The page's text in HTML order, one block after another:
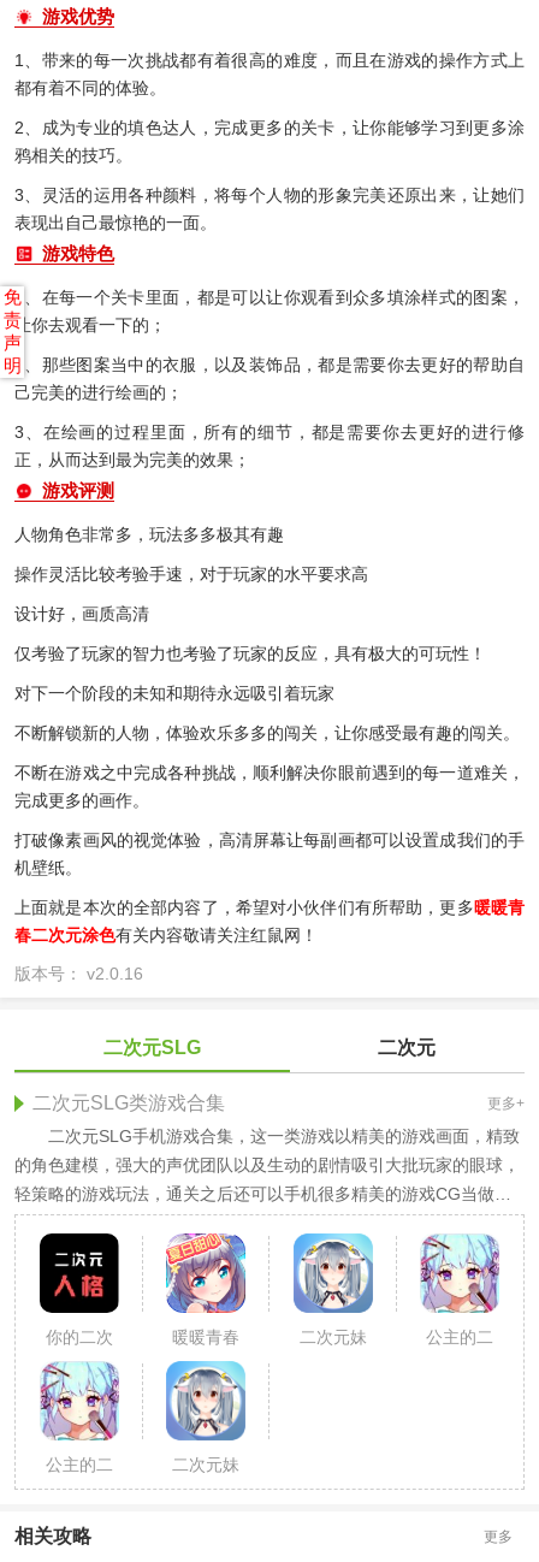
游戏优势
1、带来的每一次挑战都有着很高的难度，而且在游戏的操作方式上
都有着不同的体验。
2、成为专业的填色达人，完成更多的关卡，让你能够学习到更多涂
鸦相关的技巧。
3、灵活的运用各种颜料，将每个人物的形象完美还原出来，让她们
表现出自己最惊艳的一面。
游戏特色
1、在每一个关卡里面，都是可以让你观看到众多填涂样式的图案，
让你去观看一下的；
2、那些图案当中的衣服，以及装饰品，都是需要你去更好的帮助自
己完美的进行绘画的；
3、在绘画的过程里面，所有的细节，都是需要你去更好的进行修
正，从而达到最为完美的效果；
游戏评测
人物角色非常多，玩法多多极其有趣
操作灵活比较考验手速，对于玩家的水平要求高
设计好，画质高清
仅考验了玩家的智力也考验了玩家的反应，具有极大的可玩性！
对下一个阶段的未知和期待永远吸引着玩家
不断解锁新的人物，体验欢乐多多的闯关，让你感受最有趣的闯关。
不断在游戏之中完成各种挑战，顺利解决你眼前遇到的每一道难关，
完成更多的画作。
打破像素画风的视觉体验，高清屏幕让每副画都可以设置成我们的手
机壁纸。
上面就是本次的全部内容了，希望对小伙伴们有所帮助，更多暖暖青
春二次元涂色有关内容敬请关注红鼠网！
版本号： v2.0.16
二次元SLG 二次元
二次元SLG类游戏合集 更多+
二次元SLG手机游戏合集，这一类游戏以精美的游戏画面，精致
的角色建模，强大的声优团队以及生动的剧情吸引大批玩家的眼球，
轻策略的游戏玩法，通关之后还可以手机很多精美的游戏CG当做壁
纸。感兴趣的小伙伴快来下载吧!
你的二次
元人格鉴
定
暖暖青春
二次元涂
色
二次元妹
公主的二
公主的二
次元故事
二次元妹
子工坊
相关攻略 更多
免
责
声
明